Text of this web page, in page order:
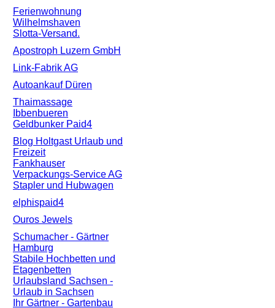
Ferienwohnung
Wilhelmshaven
Slotta-Versand.
Apostroph Luzern GmbH
Link-Fabrik AG
Autoankauf Düren
Thaimassage
Ibbenbueren
Geldbunker Paid4
Blog Holtgast Urlaub und
Freizeit
Fankhauser
Verpackungs-Service AG
Stapler und Hubwagen
elphispaid4
Ouros Jewels
Schumacher - Gärtner
Hamburg
Stabile Hochbetten und
Etagenbetten
Urlaubsland Sachsen -
Urlaub in Sachsen
Ihr Gärtner - Gartenbau